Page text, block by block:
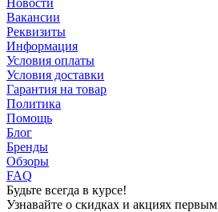
Вакансии
Реквизиты
Информация
Условия оплаты
Условия доставки
Гарантия на товар
Политика
Помощь
Блог
Бренды
Обзоры
FAQ
Будьте всегда в курсе!
Узнавайте о скидках и акциях первым